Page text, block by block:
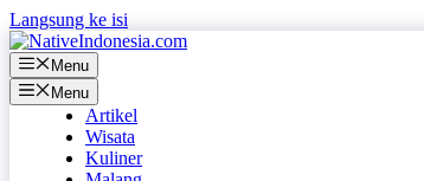
Langsung ke isi
Menu
Menu
Artikel
Wisata
Kuliner